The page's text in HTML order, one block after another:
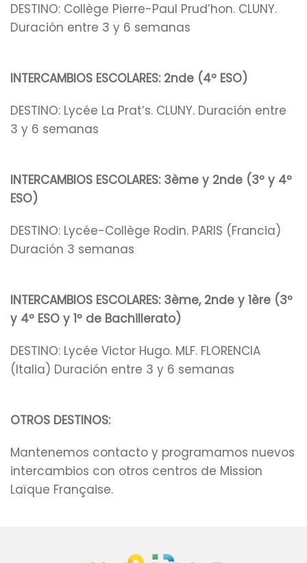
DESTINO: Collège Pierre-Paul Prud’hon. CLUNY.
Duración entre 3 y 6 semanas
INTERCAMBIOS ESCOLARES: 2nde (4º ESO)
DESTINO: Lycée La Prat’s. CLUNY. Duración entre
3 y 6 semanas
INTERCAMBIOS ESCOLARES: 3ème y 2nde (3º y 4º
ESO)
DESTINO: Lycée-Collège Rodin. PARIS (Francia)
Duración 3 semanas
INTERCAMBIOS ESCOLARES: 3ème, 2nde y 1ère (3º
y 4º ESO y 1º de Bachillerato)
DESTINO: Lycée Victor Hugo. MLF. FLORENCIA
(Italia) Duración entre 3 y 6 semanas
OTROS DESTINOS:
Mantenemos contacto y programamos nuevos
intercambios con otros centros de Mission
Laïque Française.